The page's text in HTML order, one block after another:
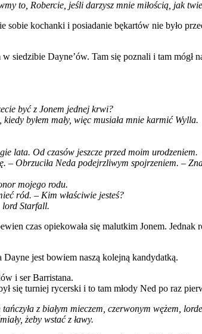
to, Robercie, jeśli darzysz mnie miłością, jak
kochanki i posiadanie bękartów nie było
siedzibie Dayne’ów. Tam się poznali i tam
być z Jonem jednej krwi?
byłem mały, więc musiała mnie karmić Wylla.
lata. Od czasów jeszcze przed moim urodzeniem.
– Obrzuciła Neda podejrzliwym spojrzeniem. –
mojego rodu.
ród. – Kim właściwie jesteś?
lord Starfall.
czas opiekowała się malutkim Jonem.
jest bowiem naszą kolejną kandydatką.
i ser Barristana.
się turniej rycerski i to tam młody Ned po raz
z białym mieczem, czerwonym wężem,
żeby wstać z ławy.